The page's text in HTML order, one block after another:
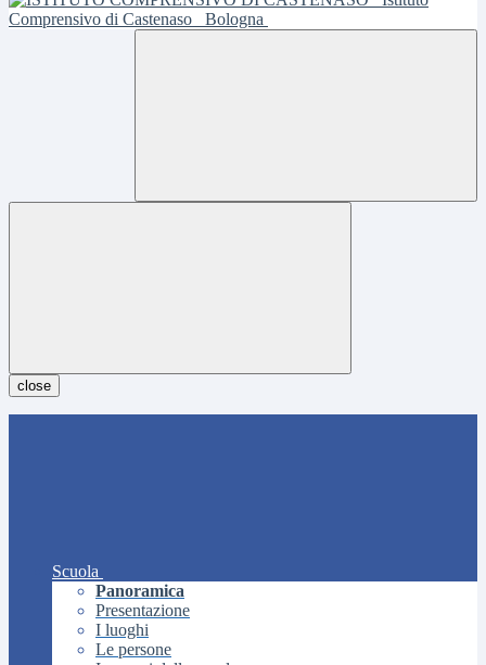
Comprensivo di Castenaso
Bologna
close
Scuola
Panoramica
Presentazione
I luoghi
Le persone